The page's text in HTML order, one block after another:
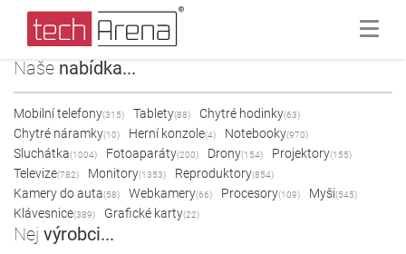
Naše nabídka...
Mobilní telefony(315) Tablety(88) Chytré hodinky(63)
Chytré náramky(10) Herní konzole(4) Notebooky(970)
Sluchátka(1004) Fotoaparáty(200) Drony(154) Projektory(155)
Televize(782) Monitory(1353) Reproduktory(854)
Kamery do auta(58) Webkamery(66) Procesory(109) Myši(545)
Klávesnice(389) Grafické karty(22)
Nej výrobci...